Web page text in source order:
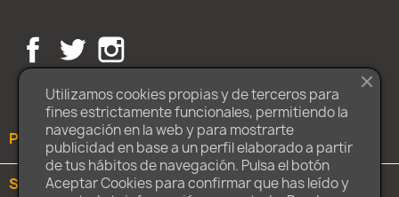
Facebook
Twitter
PRODUCTOS
SOBRE NOSOTROS
Utilizamos cookies propias y de terceros para
fines estrictamente funcionales, permitiendo la
navegación en la web y para mostrarte
publicidad en base a un perfil elaborado a partir
de tus hábitos de navegación. Pulsa el botón
Aceptar Cookies para confirmar que has leído y